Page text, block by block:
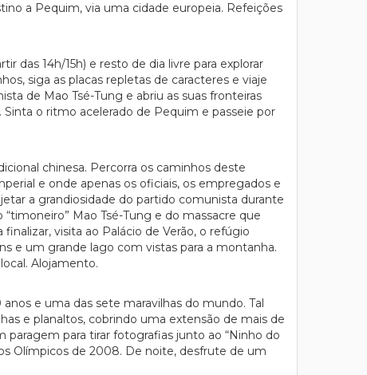
a Pequim, via uma cidade europeia. Refeições
das 14h/15h) e resto de dia livre para explorar
siga as placas repletas de caracteres e viaje
de Mao Tsé-Tung e abriu as suas fronteiras
o ritmo acelerado de Pequim e passeie por
chinesa. Percorra os caminhos deste
e onde apenas os oficiais, os empregados e
a grandiosidade do partido comunista durante
Mao Tsé-Tung e do massacre que
visita ao Palácio de Verão, o refúgio
e um grande lago com vistas para a montanha.
Alojamento.
e uma das sete maravilhas do mundo. Tal
e planaltos, cobrindo uma extensão de mais de
para tirar fotografias junto ao “Ninho do
Olímpicos de 2008. De noite, desfrute de um